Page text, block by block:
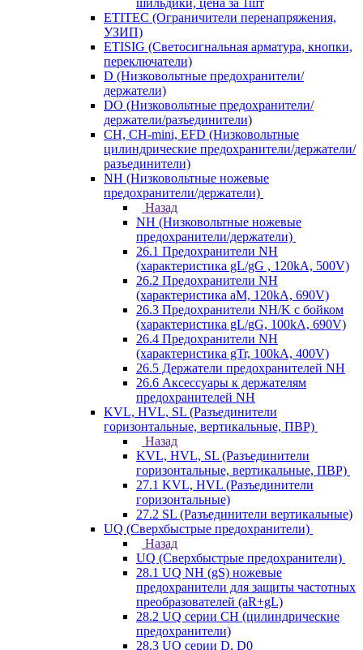
шильдики, цена за 1шт
ETITEC (Ограничители перенапряжения,
УЗИП)
ETISIG (Светосигнальная арматура, кнопки,
переключатели)
D (Низковольтные предохранители/
держатели)
DO (Низковольтные предохранители/
держатели/разъединители)
CH, CH-mini, EFD (Низковольтные
цилиндрические предохранители/держатели/
разъединители)
NH (Низковольтные ножевые
предохранители/держатели)
Назад
NH (Низковольтные ножевые
предохранители/держатели)
26.1 Предохранители NH
(характеристика gL/gG , 120kA, 500V)
26.2 Предохранители NH
(характеристика aM, 120kA, 690V)
26.3 Предохранители NH/K с бойком
(характеристика gL/gG, 100kA, 690V)
26.4 Предохранители NH
(характеристика gTr, 100kA, 400V)
26.5 Держатели предохранителей NH
26.6 Аксессуары к держателям
предохранителей NH
KVL, HVL, SL (Разъединители
горизонтальные, вертикальные, ПВР)
Назад
KVL, HVL, SL (Разъединители
горизонтальные, вертикальные, ПВР)
27.1 KVL, HVL (Разъединители
горизонтальные)
27.2 SL (Разъединители вертикальные)
UQ (Сверхбыстрые предохранители)
Назад
UQ (Сверхбыстрые предохранители)
28.1 UQ NH (gS) ножевые
предохранители для защиты частотных
преобразователей (aR+gL)
28.2 UQ серии CH (цилиндрические
предохранители)
28.3 UQ серии D, D0